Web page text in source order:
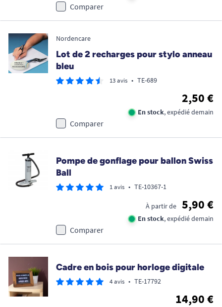
Comparer
Nordencare
Lot de 2 recharges pour stylo anneau
bleu
13 avis • TE-689
2,50 €
En stock, expédié demain
Comparer
Pompe de gonflage pour ballon Swiss
Ball
1 avis • TE-10367-1
À partir de 5,90 €
En stock, expédié demain
Comparer
Cadre en bois pour horloge digitale
4 avis • TE-17792
14,90 €